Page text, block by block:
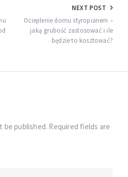
NEXT POST
Ocieplenie domu styropianem –
jaką grubość zastosować i ile
będzie to kosztować?
be published. Required fields are